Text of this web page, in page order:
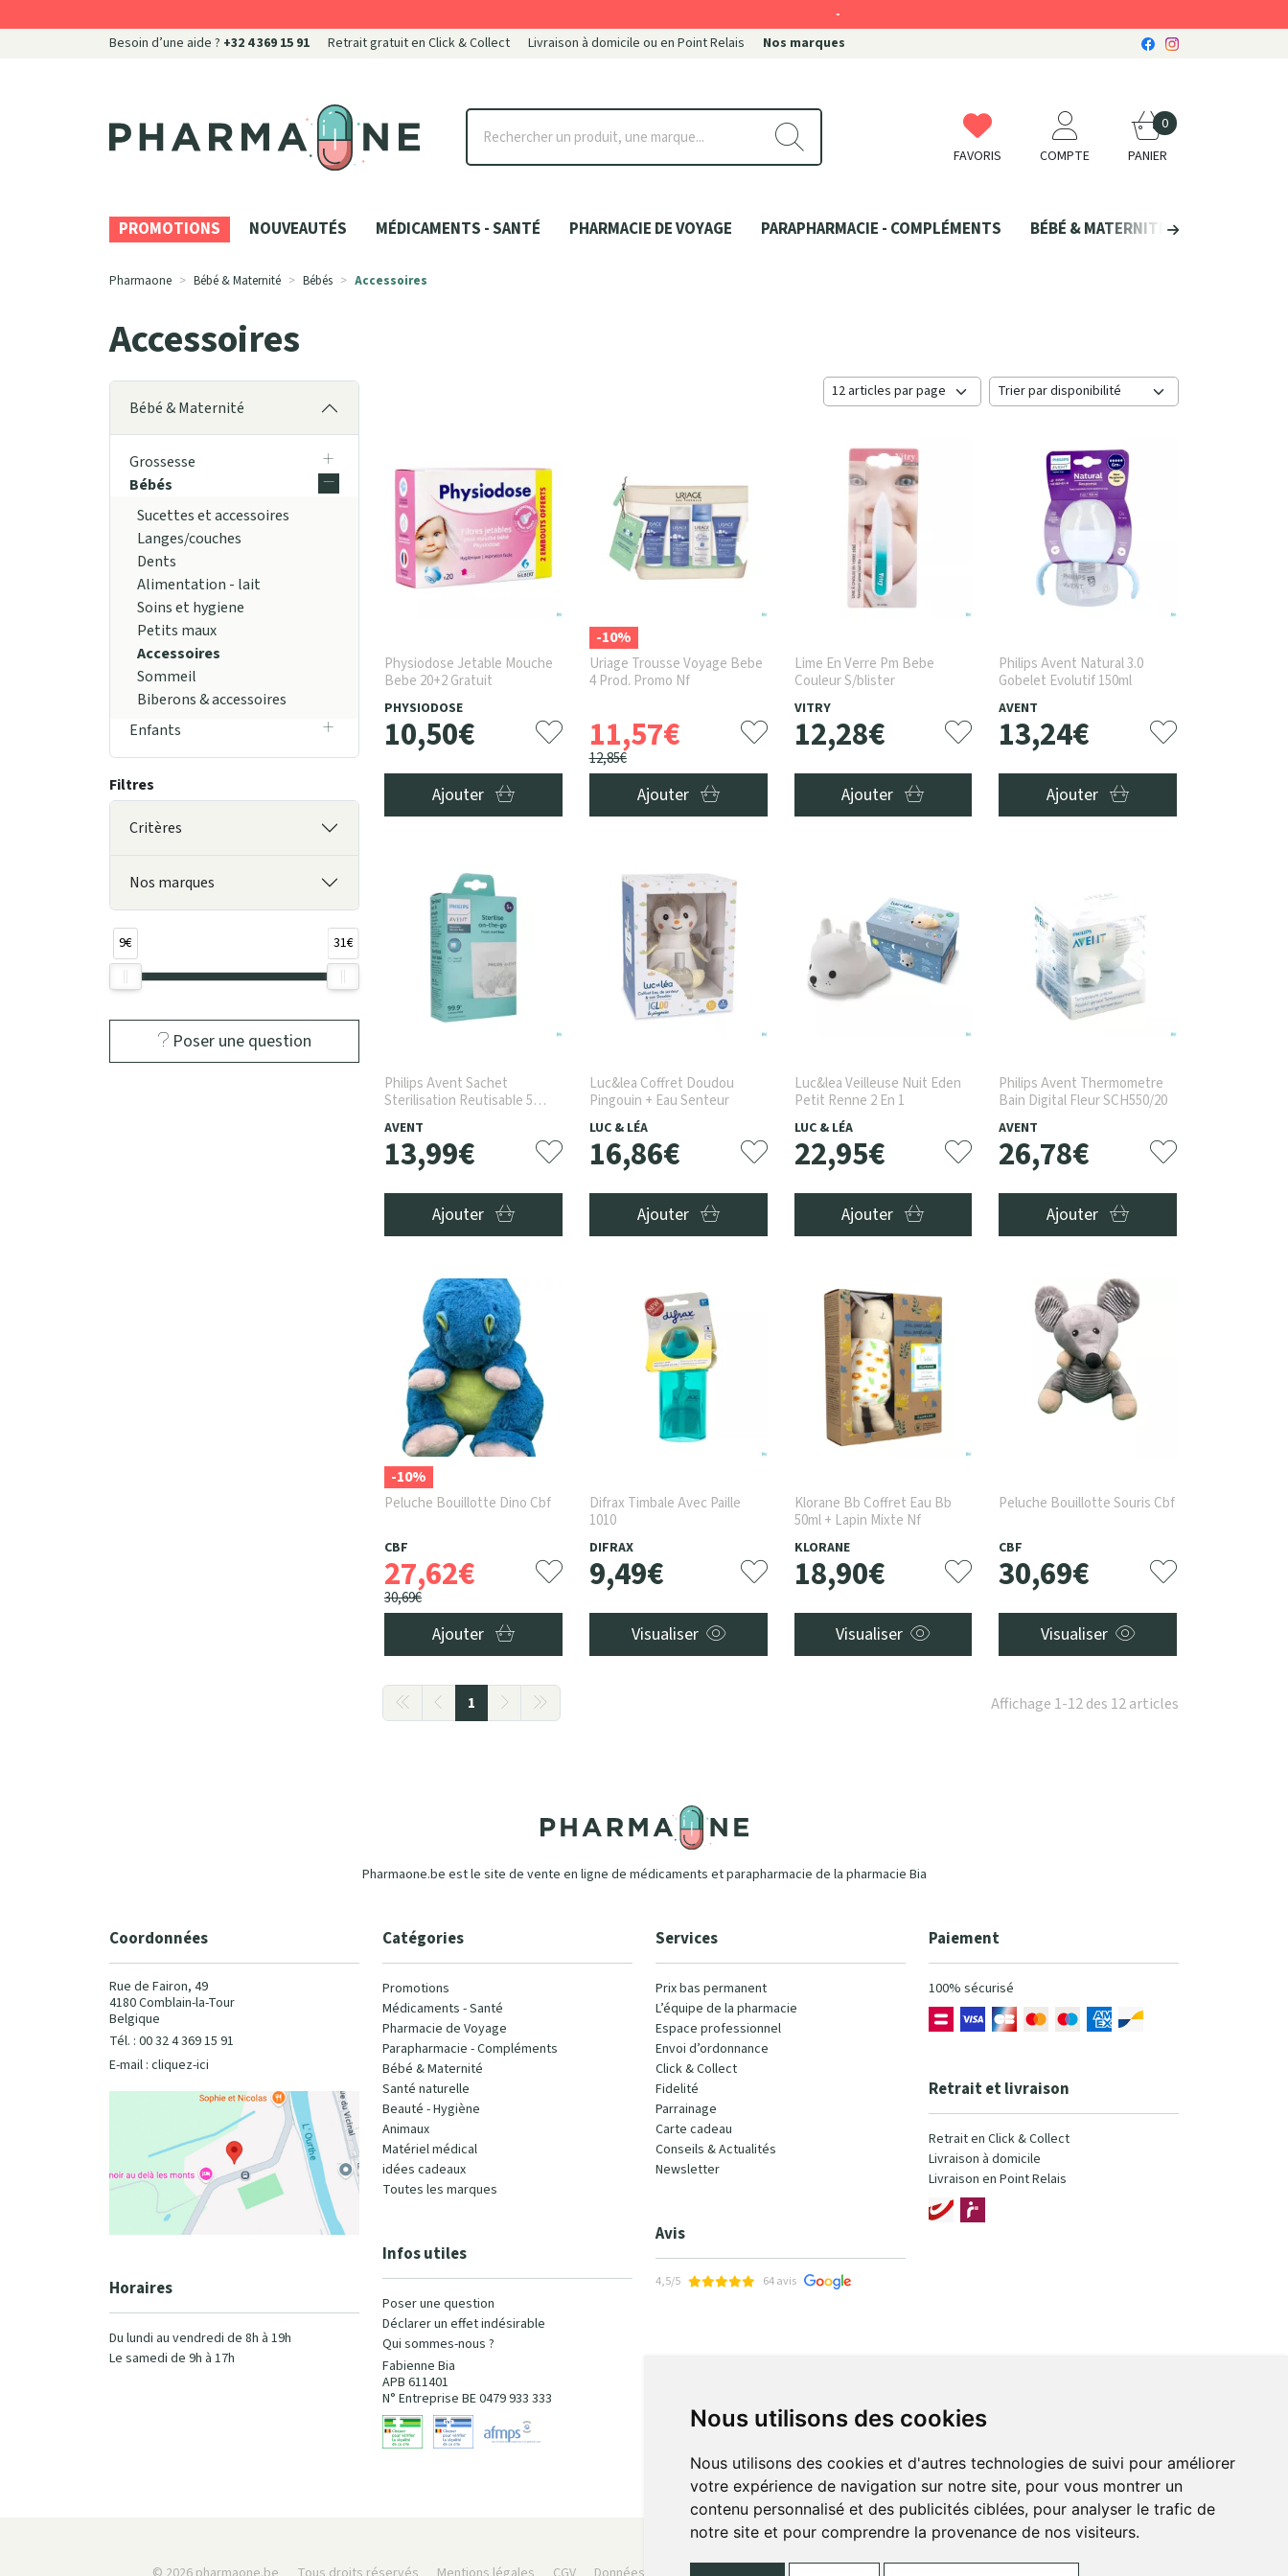
Nous utilisons des cookies
Nous utilisons des cookies et d'autres technologies de suivi pour améliorer
votre expérience de navigation sur notre site, pour vous montrer un
contenu personnalisé et des publicités ciblées, pour analyser le trafic de
notre site et pour comprendre la provenance de nos visiteurs.
Besoin d’une aide ? +32 4 369 15 91 Retrait gratuit en Click & Collect Livraison à domicile ou en Point Relais Nos marques
Pharmaone Votre pharmacie en ligne à votre service FAVORIS COMPTE PANIER
0
PROMOTIONS NOUVEAUTÉS MÉDICAMENTS - SANTÉ PHARMACIE DE VOYAGE PARAPHARMACIE - COMPLÉMENTS BÉBÉ & MATERNITÉ
Pharmaone Bébé & Maternité Bébés Accessoires
Accessoires
Physiodose Jetable Mouche
Bebe 20+2 Gratuit
PHYSIODOSE
10,50€
Ajouter
-10%
Uriage Trousse Voyage Bebe
4 Prod. Promo Nf
11,57€
12,85€
Ajouter
Lime En Verre Pm Bebe
Couleur S/blister
VITRY
12,28€
Ajouter
Philips Avent Natural 3.0
Gobelet Evolutif 150ml
AVENT
13,24€
Ajouter
Philips Avent Sachet
Sterilisation Reutisable 5
AVENT
13,99€
Ajouter
Luc&lea Coffret Doudou
Pingouin + Eau Senteur
LUC & LÉA
16,86€
Ajouter
Luc&lea Veilleuse Nuit Eden
Petit Renne 2 En 1
LUC & LÉA
22,95€
Ajouter
Philips Avent Thermometre
Bain Digital Fleur SCH550/20
AVENT
26,78€
Ajouter
-10%
Peluche Bouillotte Dino Cbf
CBF
27,62€
30,69€
Ajouter
Difrax Timbale Avec Paille
1010
DIFRAX
9,49€
Visualiser
Klorane Bb Coffret Eau Bb
50ml + Lapin Mixte Nf
KLORANE
18,90€
Visualiser
Peluche Bouillotte Souris Cbf
CBF
30,69€
Visualiser
Affichage 1-12 des 12 articles
1
Bébé & Maternité
Grossesse
Bébés
Sucettes et accessoires
Langes/couches
Dents
Alimentation - lait
Soins et hygiene
Petits maux
Accessoires
Sommeil
Biberons & accessoires
Enfants
Filtres
Critères
Nos marques
9€ 31€
Poser une question
Pharmaone.be est le site de vente en ligne de médicaments et parapharmacie de la pharmacie Bia
Coordonnées
Rue de Fairon, 49
4180 Comblain-la-Tour
Belgique
Tél. : 00 32 4 369 15 91
E-mail : cliquez-ici
Horaires
Du lundi au vendredi de 8h à 19h
Le samedi de 9h à 17h
Catégories
Promotions
Médicaments - Santé
Pharmacie de Voyage
Parapharmacie - Compléments
Bébé & Maternité
Santé naturelle
Beauté - Hygiène
Animaux
Matériel médical
idées cadeaux
Toutes les marques
Infos utiles
Poser une question
Déclarer un effet indésirable
Qui sommes-nous ?
Fabienne Bia
APB 611401
N° Entreprise BE 0479 933 333
Services
Prix bas permanent
L’équipe de la pharmacie
Espace professionnel
Envoi d’ordonnance
Click & Collect
Fidelité
Parrainage
Carte cadeau
Conseils & Actualités
Newsletter
Avis
4,5/5 64 avis
Paiement
100% sécurisé
Retrait et livraison
Retrait en Click & Collect
Livraison à domicile
Livraison en Point Relais